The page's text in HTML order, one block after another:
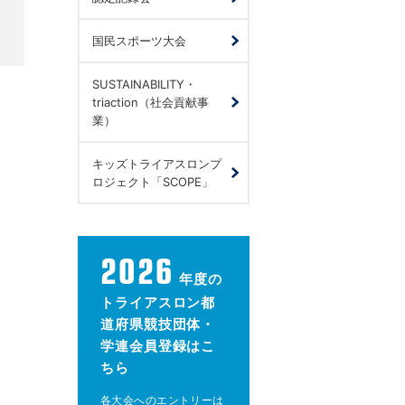
国民スポーツ大会
SUSTAINABILITY・
triaction（社会貢献事
業）
キッズトライアスロンプ
ロジェクト「SCOPE」
2026 年度の
トライアスロン都
道府県競技団体・
学連会員登録はこ
ちら
各大会へのエントリーは